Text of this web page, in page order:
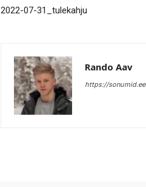
2022-07-31_tulekahju
Rando Aav
https://sonumid.ee